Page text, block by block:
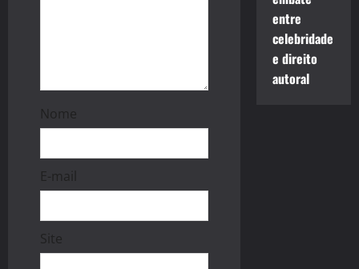
Nome
E-mail
Site
entre
celebridade
e direito
autoral